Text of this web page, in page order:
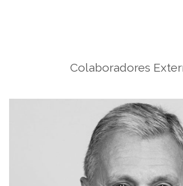
Colaboradores